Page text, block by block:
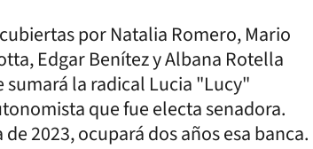
por Natalia Romero, Mario
Edgar Benítez y Albana Rotella
sumará la radical Lucia "Lucy"
que fue electa senadora.
2023, ocupará dos años esa banca.